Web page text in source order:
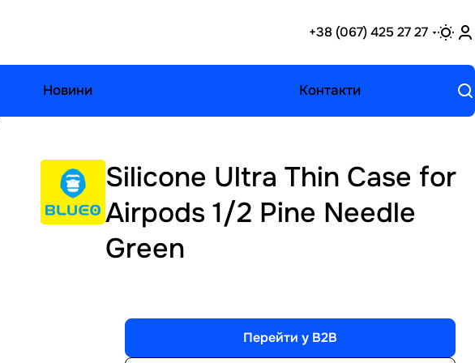
+38 (067) 425 27 27
Новини Контакти
Silicone Ultra Thin Case for
Airpods 1/2 Pine Needle
Green
Перейти у B2B